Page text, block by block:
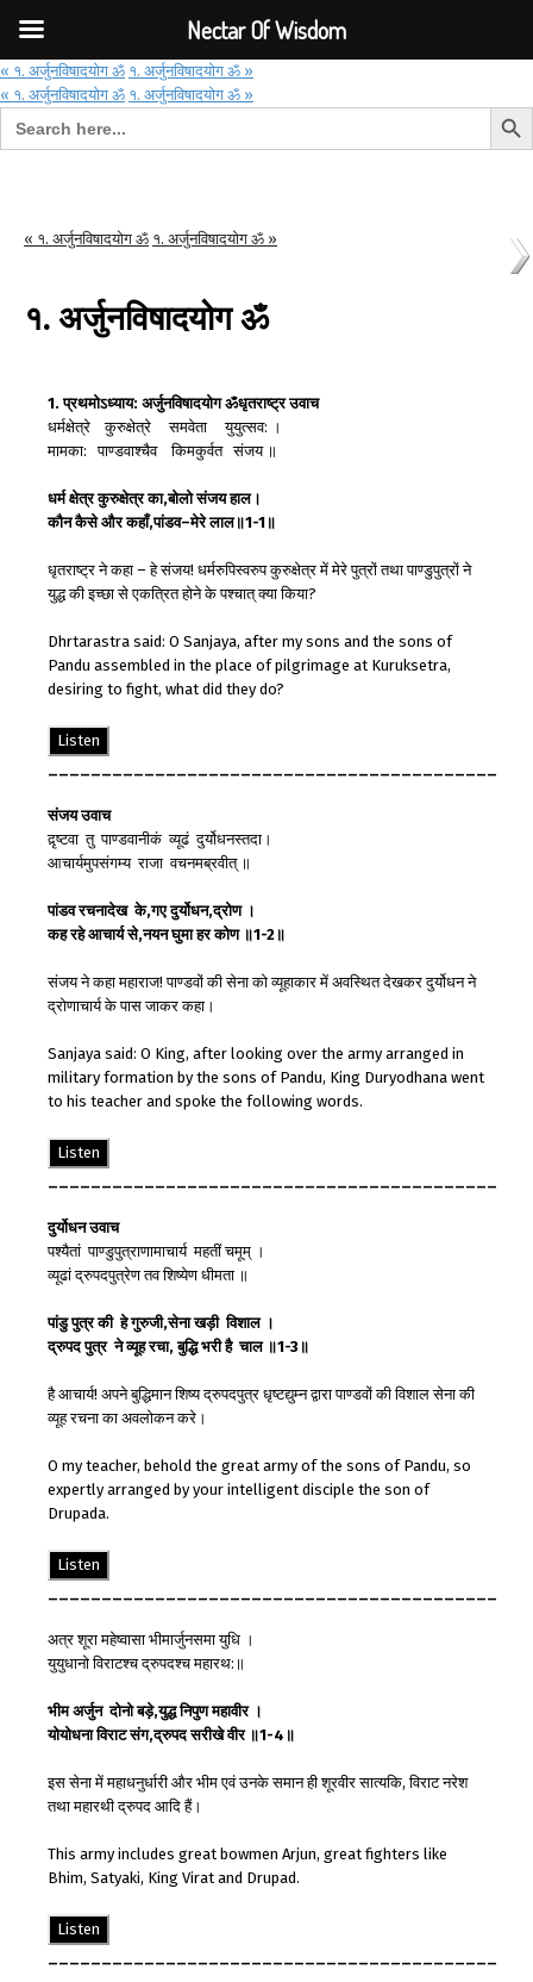
« १. अर्जुनविषादयोग ॐ १. अर्जुनविषादयोग ॐ »
« १. अर्जुनविषादयोग ॐ १. अर्जुनविषादयोग ॐ »
Search for: Search
« १. अर्जुनविषादयोग ॐ १. अर्जुनविषादयोग ॐ »
१. अर्जुनविषादयोग ॐ
1. प्रथमोऽध्याय: अर्जुनविषादयोग ॐधृतराष्ट्र उवाच
धर्मक्षेत्रे कुरुक्षेत्रे समवेता युयुत्सव: ।
मामका: पाण्डवाश्चैव किमकुर्वत संजय ॥
धर्म क्षेत्र कुरुक्षेत्रका,बोलोसंजय हाल।
कौनकैसे औरकहाँ,पांडव–मेरेलाल॥1-1 ॥
धृतराष्ट्र ने कहा – हे संजय! धर्मरुपिस्वरुप कुरुक्षेत्र में मेरे पुत्रों तथा पाण्डुपुत्रों ने
युद्ध की इच्छा से एकत्रित होने के पश्चात् क्या किया?
Dhrtarastra said: O Sanjaya, after my sons and the sons of
Pandu assembled in the place of pilgrimage at Kuruksetra,
desiring to fight, what did they do?
Listen
संजय उवाच
द़ृष्टवा तु पाण्डवानीकं व्यूढं दुर्योधनस्तदा।
आचार्यमुपसंगम्य राजा वचनमब्रवीत् ॥
पांडव रचनादेख के,गएदुर्योधन,द्रोण ।
कहरहे आचार्य से,नयनघुमाहरकोण ॥1-2 ॥
संजय ने कहा महाराज! पाण्डवों की सेना को व्यूहाकार में अवस्थित देखकर दुर्योधन ने
द्रोणाचार्य के पास जाकर कहा।
Sanjaya said: O King, after looking over the army arranged in
military formation by the sons of Pandu, King Duryodhana went
to his teacher and spoke the following words.
Listen
दुर्योधन उवाच
पश्यैतां पाण्डुपुत्राणामाचार्य महतीं चमूम् ।
व्यूढां द्रुपदपुत्रेण तव शिष्येण धीमता ॥
पांडु पुत्रकी हे गुरुजी,सेना खड़ी विशाल ।
द्रुपदपुत्र ने व्यूहरचा,बुद्धि भरीहै चाल ॥1-3 ॥
है आचार्य! अपने बुद्धिमान शिष्य द्रुपदपुत्र धृष्टद्युम्न द्वारा पाण्डवों की विशाल सेना की
व्यूह रचना का अवलोकन करे।
O my teacher, behold the great army of the sons of Pandu, so
expertly arranged by your intelligent disciple the son of
Drupada.
Listen
अत्र शूरा महेष्वासा भीमार्जुनसमा युधि ।
युयुधानो विराटश्च द्रुपदश्च महारथ:॥
भीमअर्जुन दोनो बड़े,युद्ध निपुणमहावीर ।
योयोधनाविराटसंग,द्रुपदसरीखेवीर ॥1-4 ॥
इस सेना में महाधनुर्धारी और भीम एवं उनके समान ही शूरवीर सात्यकि, विराट नरेश
तथा महारथी द्रुपद आदि हैं।
This army includes great bowmen Arjun, great fighters like
Bhim, Satyaki, King Virat and Drupad.
Listen
Nectar Of Wisdom